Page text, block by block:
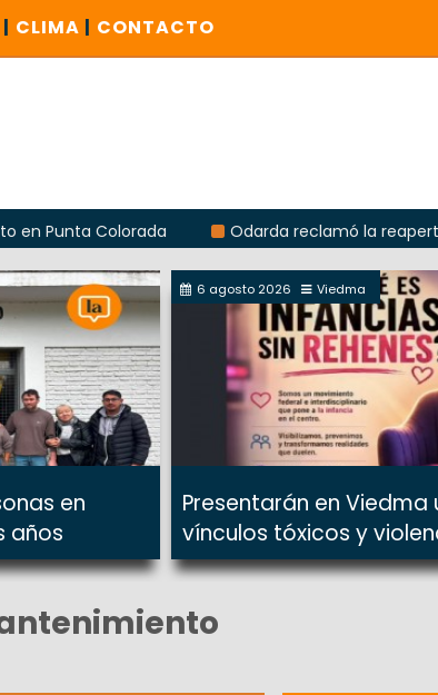
| CLIMA | CONTACTO
Colorada
Odarda reclamó la reapertura de la
en
años
6 agosto 2026 Viedma
Presentarán en Viedma
vínculos tóxicos y